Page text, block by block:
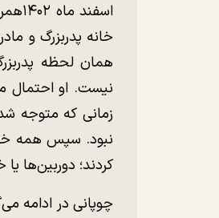
همان لحظه
نیست. او احتمال
زمانی که متوجه
نبود. سپس همه
کردند؛ دوربین‌ها
چوپانی در ادامه